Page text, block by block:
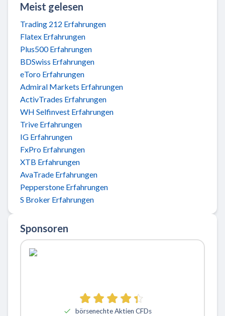
Meist gelesen
Trading 212 Erfahrungen
Flatex Erfahrungen
Plus500 Erfahrungen
BDSwiss Erfahrungen
eToro Erfahrungen
Admiral Markets Erfahrungen
ActivTrades Erfahrungen
WH Selfinvest Erfahrungen
Trive Erfahrungen
IG Erfahrungen
FxPro Erfahrungen
XTB Erfahrungen
AvaTrade Erfahrungen
Pepperstone Erfahrungen
S Broker Erfahrungen
Sponsoren
börsenechte Aktien CFDs